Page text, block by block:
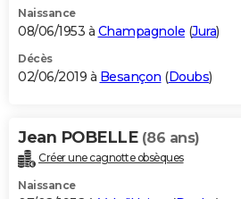
Naissance
08/06/1953 à Champagnole (Jura)
Décès
02/06/2019 à Besançon (Doubs)
Jean POBELLE (86 ans)
Créer une cagnotte obsèques
Naissance